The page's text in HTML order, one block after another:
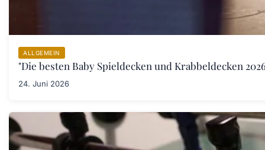
ALLGEMEIN
"Die besten Baby Spieldecken und Krabbeldecken
24. Juni 2026